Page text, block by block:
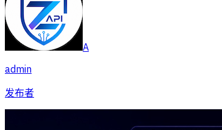
A
admin
发布者